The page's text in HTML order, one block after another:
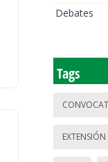
Debates
Tags
EXTENSIÓN